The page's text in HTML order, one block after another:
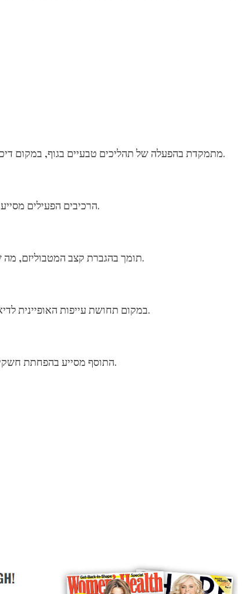
הפעולה של VeeloSlim מתמקדת בהפעלה של תהליכים טבעיים בגוף, במקום דיכוי תיאבון אגרסיבי או פתרונות זמניים.
הרכיבים הפעילים מסייעים לגוף לפרק תאי שומן קיימים ולהשתמש בהם כמקור אנרגיה.
VeeloSlim תומך בהגברת קצב המטבוליזם, מה שמאפשר שריפת קלוריות יעילה יותר לאורך היום.
במקום תחושת עייפות האופיינית לדיאטות, המשתמשים מדווחים על אנרגיה יציבה ומיקוד טוב יותר.
התוסף מסייע בהפחתת חשקים לפחמימות וסוכרים, דבר שמקל על שמירה על תפריט מאוזן.